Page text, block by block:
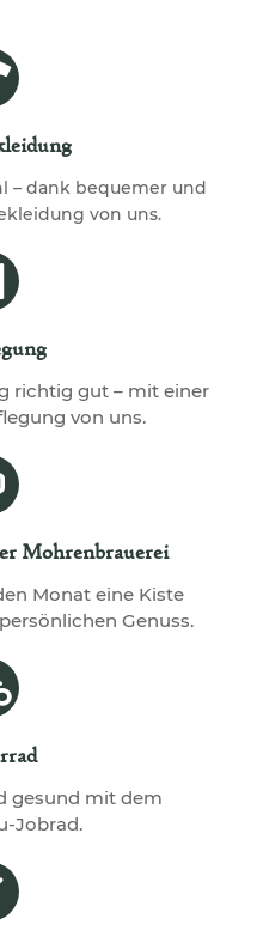
– dank bequemer und
von uns.
richtig gut – mit einer
von uns.
Mohrenbrauerei
Monat eine Kiste
Genuss.
gesund mit dem
Jobrad.